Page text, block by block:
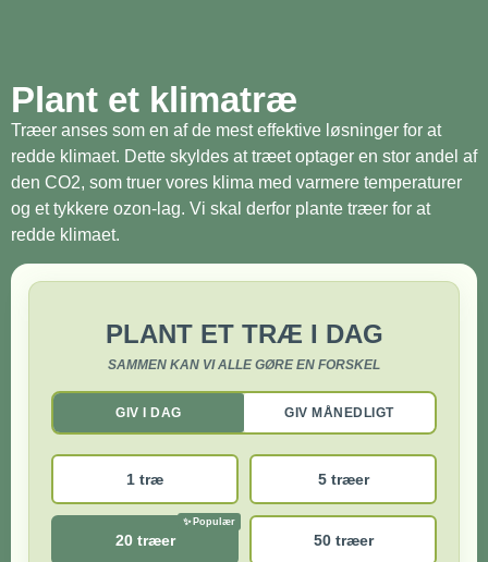
Plant et klimatræ
Træer anses som en af de mest effektive løsninger for at
redde klimaet. Dette skyldes at træet optager en stor andel af
den CO2, som truer vores klima med varmere temperaturer
og et tykkere ozon-lag. Vi skal derfor plante træer for at
redde klimaet.
PLANT ET TRÆ I DAG
SAMMEN KAN VI ALLE GØRE EN FORSKEL
GIV I DAG GIV MÅNEDLIGT
1 træ 5 træer
20 træer 50 træer